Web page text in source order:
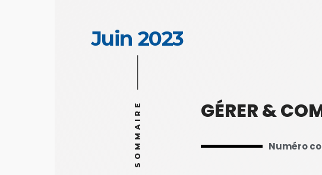
Juin 2023
SOMMAIRE GÉRER &
Numéro